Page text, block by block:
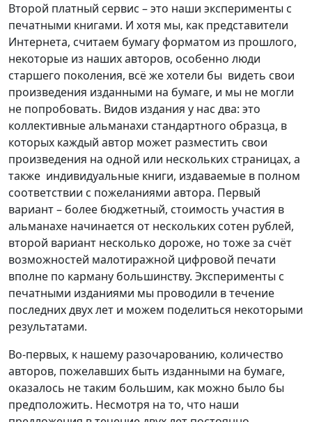
Второй платный сервис – это наши эксперименты с
печатными книгами. И хотя мы, как представители
Интернета, считаем бумагу форматом из прошлого,
некоторые из наших авторов, особенно люди
старшего поколения, всё же хотели бы видеть свои
произведения изданными на бумаге, и мы не могли
не попробовать. Видов издания у нас два: это
коллективные альманахи стандартного образца, в
которых каждый автор может разместить свои
произведения на одной или нескольких страницах, а
также индивидуальные книги, издаваемые в полном
соответствии с пожеланиями автора. Первый
вариант – более бюджетный, стоимость участия в
альманахе начинается от нескольких сотен рублей,
второй вариант несколько дороже, но тоже за счёт
возможностей малотиражной цифровой печати
вполне по карману большинству. Эксперименты с
печатными изданиями мы проводили в течение
последних двух лет и можем поделиться некоторыми
результатами.
Во-первых, к нашему разочарованию, количество
авторов, пожелавших быть изданными на бумаге,
оказалось не таким большим, как можно было бы
предположить. Несмотря на то, что наши